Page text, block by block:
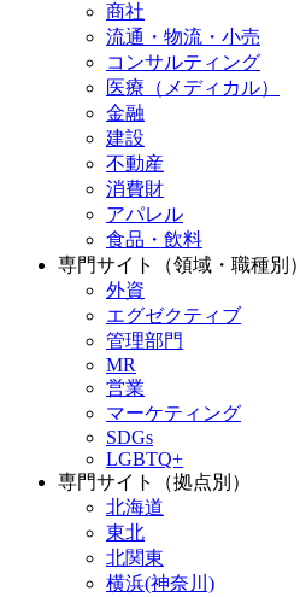
商社
流通・物流・小売
コンサルティング
医療（メディカル）
金融
建設
不動産
消費財
アパレル
食品・飲料
専門サイト（領域・職種別）
外資
エグゼクティブ
管理部門
MR
営業
マーケティング
SDGs
LGBTQ+
専門サイト（拠点別）
北海道
東北
北関東
横浜(神奈川)